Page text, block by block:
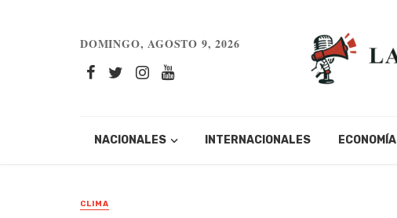
DOMINGO, AGOSTO 9, 2026
NACIONALES INTERNACIONALES ECONOMÍA
CLIMA